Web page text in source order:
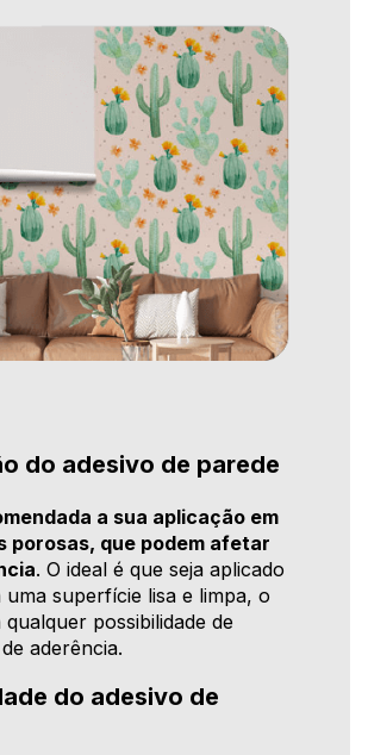
do adesivo de parede
a sua aplicação em
porosas, que podem afetar
. O ideal é que seja aplicado
uma superfície lisa e limpa, o
qualquer possibilidade de
aderência.
do adesivo de